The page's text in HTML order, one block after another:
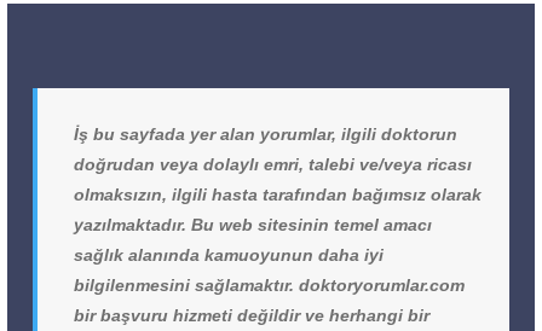
İş bu sayfada yer alan yorumlar, ilgili doktorun
doğrudan veya dolaylı emri, talebi ve/veya ricası
olmaksızın, ilgili hasta tarafından bağımsız olarak
yazılmaktadır. Bu web sitesinin temel amacı
sağlık alanında kamuoyunun daha iyi
bilgilenmesini sağlamaktır. doktoryorumlar.com
bir başvuru hizmeti değildir ve herhangi bir